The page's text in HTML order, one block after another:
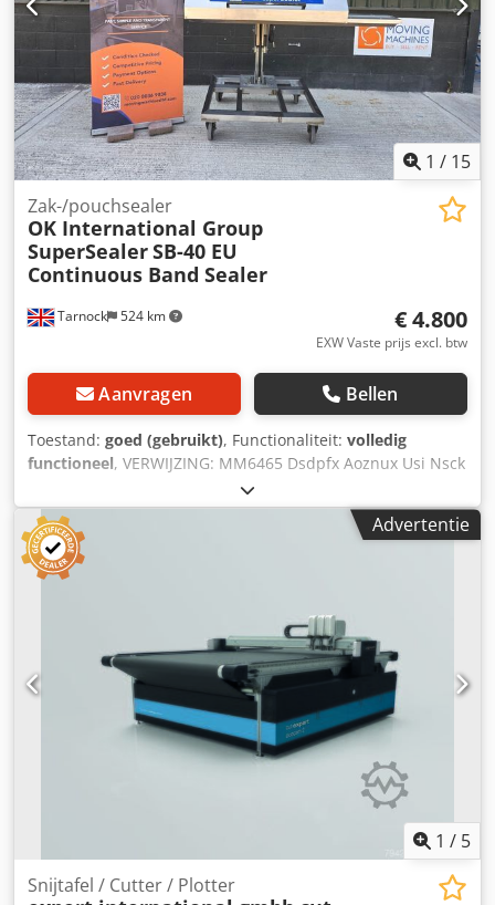
1 / 15
Tarnock 524 km
Zak-/pouchsealer
OK International Group
SuperSealerSB-40 EU
Continuous Band Sealer
€ 4.800
EXW Vaste prijs excl. btw
Aanvragen Bellen
Toestand: goed (gebruikt), Functionaliteit: volledig
functioneel, VERWIJZING: MM6465 Dsdpfx Aoznux Usi Nsck
1 x OK International Group SuperSealer, een
bandsealmachine voor continue werking, gemonteerd op
een mobiel, in hoogte verstelbaar onderstel. Fabrikant: OK
International Group. Model: SB-40 EU. Serienummer: 218-
2527-22. Snelheid: variabel, tot 21,3 m/min. Materiaal van
micron. Richting: van rechts naar links. LET OP: Er zijn 2
machines beschikbaar voor verkoop (4.800 euro per stuk).
Advertentie
1 / 5
Snijtafel / Cutter / Plotter